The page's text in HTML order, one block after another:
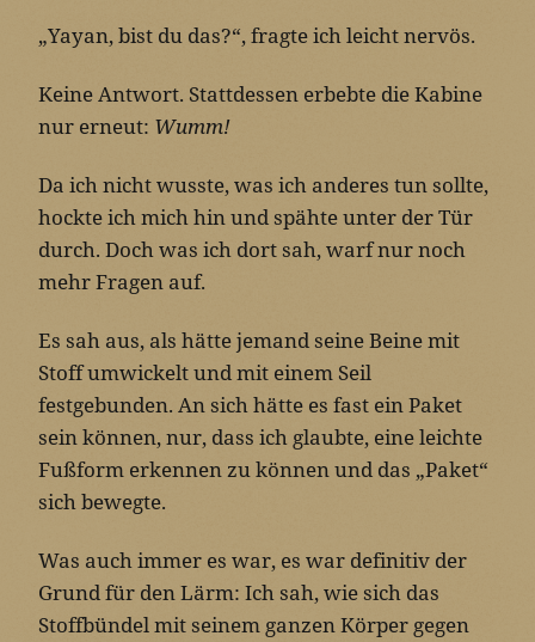
„Yayan, bist du das?“, fragte ich leicht nervös.
Keine Antwort. Stattdessen erbebte die Kabine
nur erneut: Wumm!
Da ich nicht wusste, was ich anderes tun sollte,
hockte ich mich hin und spähte unter der Tür
durch. Doch was ich dort sah, warf nur noch
mehr Fragen auf.
Es sah aus, als hätte jemand seine Beine mit
Stoff umwickelt und mit einem Seil
festgebunden. An sich hätte es fast ein Paket
sein können, nur, dass ich glaubte, eine leichte
Fußform erkennen zu können und das „Paket“
sich bewegte.
Was auch immer es war, es war definitiv der
Grund für den Lärm: Ich sah, wie sich das
Stoffbündel mit seinem ganzen Körper gegen